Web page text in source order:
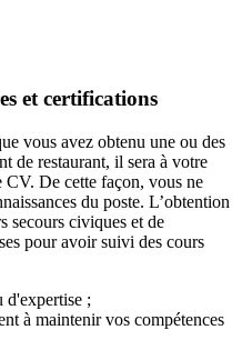
et certifications
vous avez obtenu une ou des
de restaurant, il sera à votre
CV. De cette façon, vous ne
du poste. L’obtention
secours civiques et de
pour avoir suivi des cours
d'expertise ;
à maintenir vos compétences